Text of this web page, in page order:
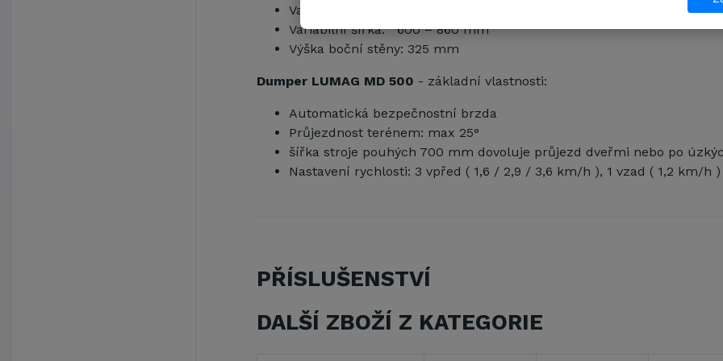
Variabilní délka: 1025 – 1155 mm
Variabilní šířka: 600 – 860 mm
Výška boční stěny: 325 mm
Dumper LUMAG MD 500 - základní vlastnosti:
Automatická bezpečnostní brzda
Průjezdnost terénem: max 25°
šířka stroje pouhých 700 mm dovoluje průjezd dveřmi nebo po
Nastavení rychlosti: 3 vpřed ( 1,6 / 2,9 / 3,6 km/h ), 1 vzad ( 1,2 km/h )
PŘÍSLUŠENSTVÍ
DALŠÍ ZBOŽÍ Z KATEGORIE